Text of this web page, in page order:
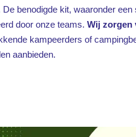
benodigde kit, waaronder
door onze teams. Wij zorgen
kampeerders of
aanbieden.